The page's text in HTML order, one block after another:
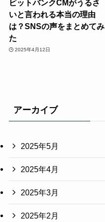
ビットバンクCMがうるさ
いと言われる本当の理由
は？SNSの声をまとめてみ
た
2025年4月12日
アーカイブ
2025年5月
2025年4月
2025年3月
2025年2月